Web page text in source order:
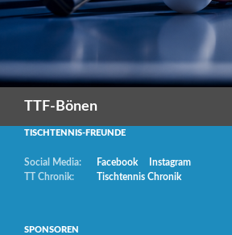
TTF-Bönen
TISCHTENNIS-FREUNDE
Social Media: Facebook
Instagram
TT Chronik:
Tischtennis Chronik
SPONSOREN